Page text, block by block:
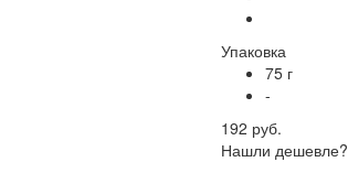
Упаковка
75 г
-
192 руб.
Нашли дешевле?